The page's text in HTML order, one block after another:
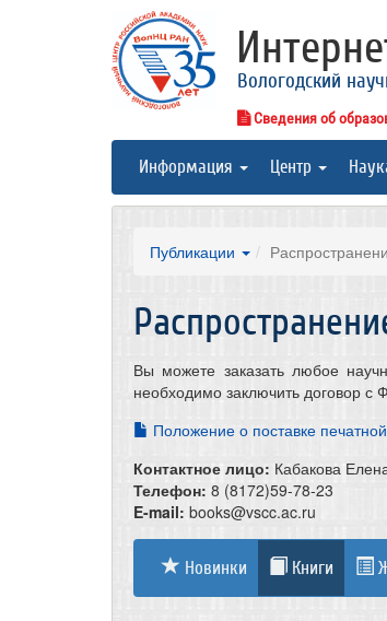
Вологодский
Сведения об
Информация Центр
Публикации
Вы можете заказать любое
необходимо заключить договор
Положение о поставке
Контактное лицо: Кабакова
Телефон: 8 (8172)59-78-23
E-mail: books@vscc.ac.ru
Новинки Книги